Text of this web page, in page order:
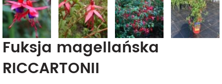
Fuksja magellańska
RICCARTONII